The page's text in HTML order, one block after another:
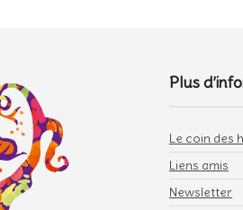
Plus
Le coin des
Liens amis
Newsletter